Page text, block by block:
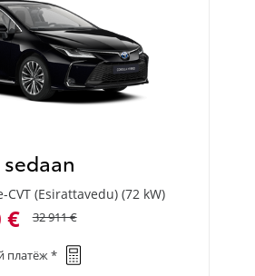
(Esirattavedu) (72 kW)
€ 32 911 €
платёж *